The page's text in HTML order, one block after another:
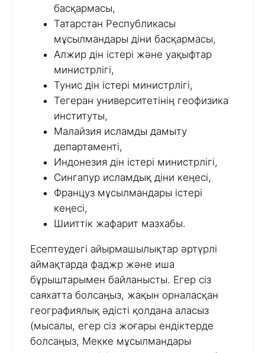
басқармасы,
Татарстан Республикасы
мұсылмандары діни басқармасы,
Алжир дін істері және уақыфтар
министрлігі,
Тунис дін істері министрлігі,
Тегеран университетінің геофизика
институты,
Малайзия исламды дамыту
департаменті,
Индонезия дін істері министрлігі,
Сингапур исламдық діни кеңесі,
Француз мұсылмандары істері
кеңесі,
Шииттік жафарит мазхабы.
Есептеудегі айырмашылықтар әртүрлі
аймақтарда фаджр және иша
бұрыштарымен байланысты. Егер сіз
саяхатта болсаңыз, жақын орналасқан
географиялық әдісті қолдана аласыз
(мысалы, егер сіз жоғары ендіктерде
болсаңыз, Мекке мұсылмандары